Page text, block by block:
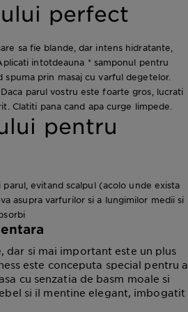
perfect
sa fie blande, dar intens hidratante,
intotdeauna * samponul pentru
prin masaj cu varful degetelor.
parul vostru este foarte gros, lucrati
Clatiti pana cand apa curge limpede.
pentru
evitand scalpul (acolo unde exista
asupra varfurilor si a lungimilor medii si
dar si mai important este un plus
este conceputa special pentru a
cu senzatia de basm moale si
si il mentine elegant, imbogatit